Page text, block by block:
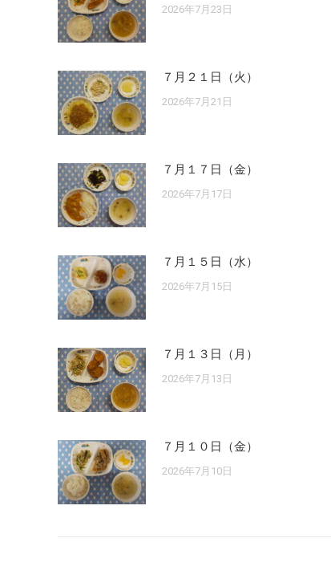
2026年7月23日
７月２１日（火）
2026年7月21日
７月１７日（金）
2026年7月17日
７月１５日（水）
2026年7月15日
７月１３日（月）
2026年7月13日
７月１０日（金）
2026年7月10日